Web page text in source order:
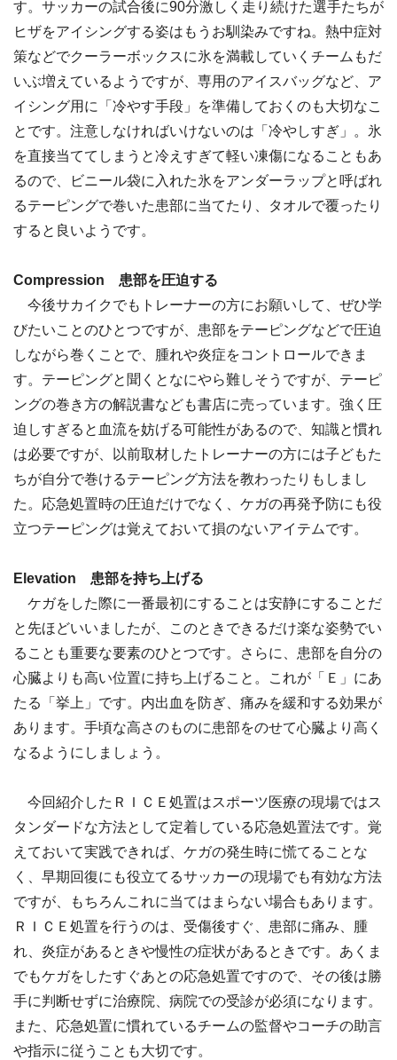
す。サッカーの試合後に90分激しく走り続けた選手たちが
ヒザをアイシングする姿はもうお馴染みですね。熱中症対
策などでクーラーボックスに氷を満載していくチームもだ
いぶ増えているようですが、専用のアイスバッグなど、ア
イシング用に「冷やす手段」を準備しておくのも大切なこ
とです。注意しなければいけないのは「冷やしすぎ」。氷
を直接当ててしまうと冷えすぎて軽い凍傷になることもあ
るので、ビニール袋に入れた氷をアンダーラップと呼ばれ
るテーピングで巻いた患部に当てたり、タオルで覆ったり
すると良いようです。
Compression 患部を圧迫する
今後サカイクでもトレーナーの方にお願いして、ぜひ学
びたいことのひとつですが、患部をテーピングなどで圧迫
しながら巻くことで、腫れや炎症をコントロールできま
す。テーピングと聞くとなにやら難しそうですが、テーピ
ングの巻き方の解説書なども書店に売っています。強く圧
迫しすぎると血流を妨げる可能性があるので、知識と慣れ
は必要ですが、以前取材したトレーナーの方には子どもた
ちが自分で巻けるテーピング方法を教わったりもしまし
た。応急処置時の圧迫だけでなく、ケガの再発予防にも役
立つテーピングは覚えておいて損のないアイテムです。
Elevation 患部を持ち上げる
ケガをした際に一番最初にすることは安静にすることだ
と先ほどいいましたが、このときできるだけ楽な姿勢でい
ることも重要な要素のひとつです。さらに、患部を自分の
心臓よりも高い位置に持ち上げること。これが「Ｅ」にあ
たる「挙上」です。内出血を防ぎ、痛みを緩和する効果が
あります。手頃な高さのものに患部をのせて心臓より高く
なるようにしましょう。
今回紹介したＲＩＣＥ処置はスポーツ医療の現場ではス
タンダードな方法として定着している応急処置法です。覚
えておいて実践できれば、ケガの発生時に慌てることな
く、早期回復にも役立てるサッカーの現場でも有効な方法
ですが、もちろんこれに当てはまらない場合もあります。
ＲＩＣＥ処置を行うのは、受傷後すぐ、患部に痛み、腫
れ、炎症があるときや慢性の症状があるときです。あくま
でもケガをしたすぐあとの応急処置ですので、その後は勝
手に判断せずに治療院、病院での受診が必須になります。
また、応急処置に慣れているチームの監督やコーチの助言
や指示に従うことも大切です。